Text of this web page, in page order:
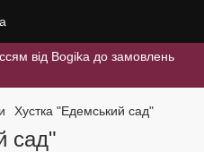
від Bogika до замовлень
Хустка "Едемський сад"
сад"